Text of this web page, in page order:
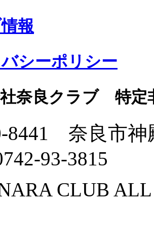
報
シーポリシー
奈良クラブ 特定
8441 奈良市
93-3815
CLUB ALL